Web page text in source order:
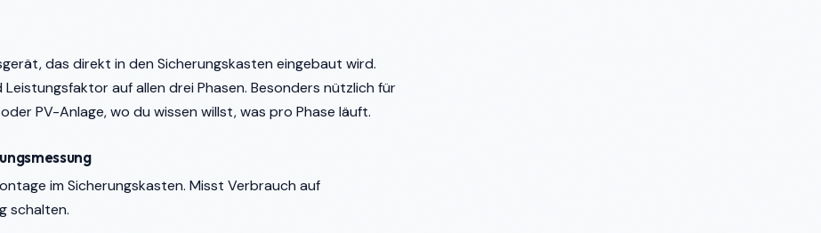
das direkt in den Sicherungskasten eingebaut wird.
auf allen drei Phasen. Besonders nützlich für
PV-Anlage, wo du wissen willst, was pro Phase läuft.
im Sicherungskasten. Misst Verbrauch auf
schalten.